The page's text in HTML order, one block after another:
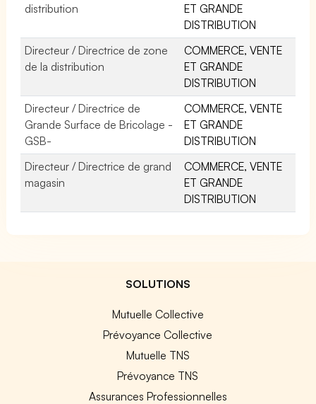
distribution
ET GRANDE
DISTRIBUTION
Directeur / Directrice de zone
de la distribution
COMMERCE, VENTE
ET GRANDE
DISTRIBUTION
Directeur / Directrice de
Grande Surface de Bricolage -
GSB-
COMMERCE, VENTE
ET GRANDE
DISTRIBUTION
Directeur / Directrice de grand
magasin
COMMERCE, VENTE
ET GRANDE
DISTRIBUTION
SOLUTIONS
Mutuelle Collective
Prévoyance Collective
Mutuelle TNS
Prévoyance TNS
Assurances Professionnelles